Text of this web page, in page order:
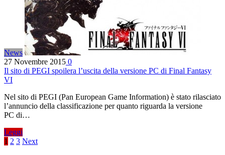
News
27 Novembre 2015 0
Il sito di PEGI spoilera l’uscita della versione PC di Final Fantasy
VI
Nel sito di PEGI (Pan European Game Information) è stato rilasciato
l’annuncio della classificazione per quanto riguarda la versione
PC di…
Leggi
1 2 3 Next